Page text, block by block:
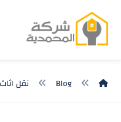
Blog نقل اثاث